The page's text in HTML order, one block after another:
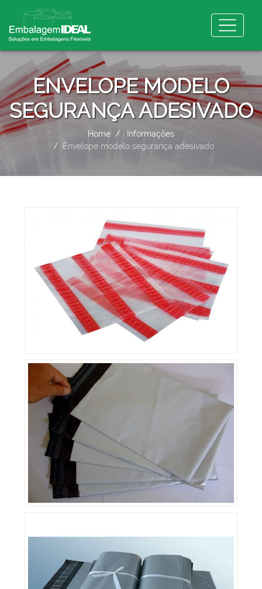
ENVELOPE MODELO
SEGURANÇA ADESIVADO
Home
Informações
Envelope modelo segurança adesivado